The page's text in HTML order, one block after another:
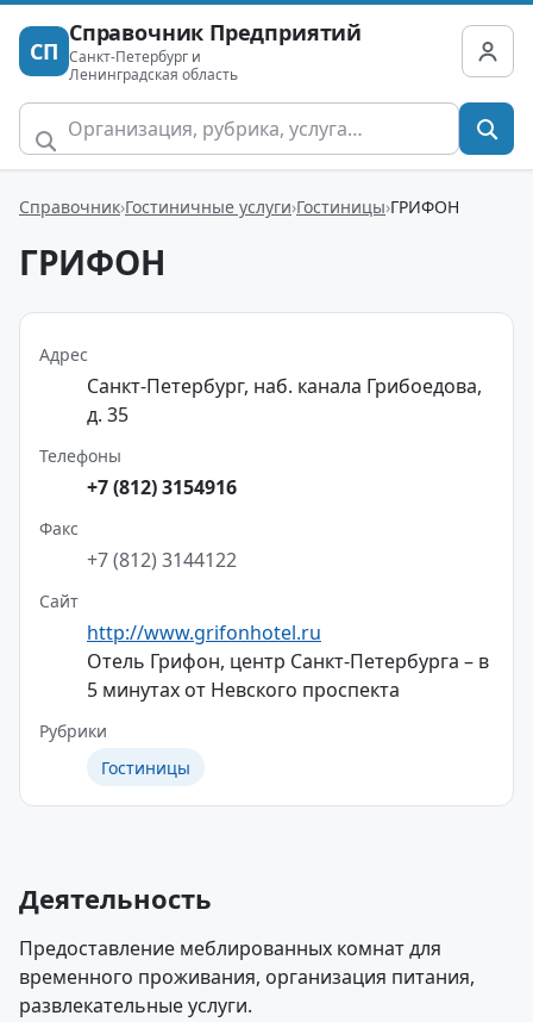
СП
Справочник Предприятий
Санкт-Петербург и
Ленинградская область
Справочник Гостиничные услуги Гостиницы ГРИФОН
ГРИФОН
Адрес
Санкт-Петербург, наб. канала Грибоедова,
д. 35
Телефоны
+7 (812) 3154916
Факс
+7 (812) 3144122
Сайт
http://www.grifonhotel.ru
Отель Грифон, центр Санкт-Петербурга – в
5 минутах от Невского проспекта
Рубрики
Гостиницы
Деятельность
Предоставление меблированных комнат для
временного проживания, организация питания,
развлекательные услуги.